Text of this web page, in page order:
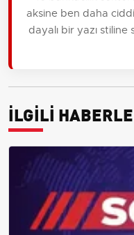
aksine ben daha
dayalı bir yazı
İLGİLİ